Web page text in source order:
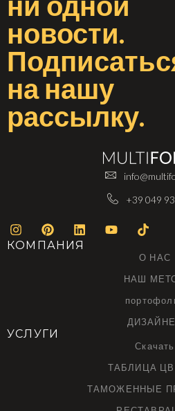
новости.
нанашу
рассылку.
+39 049
КОМПАНИЯ
О НАС
НАШ
УСЛУГИ
Скачать
ТАБЛИЦА
ТАМОЖЕННЫЕ